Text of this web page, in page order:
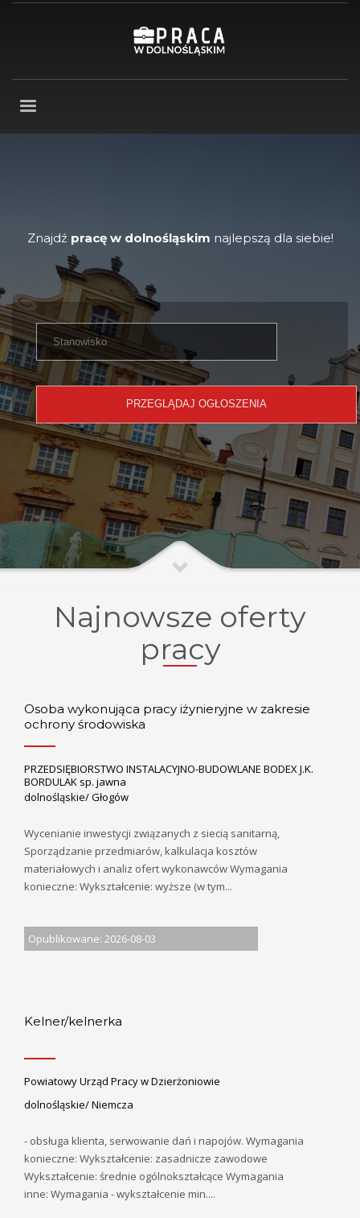
Znajdź pracę w dolnośląskim najlepszą dla siebie!
Najnowsze oferty
pracy
Osoba wykonująca pracy iżynieryjne w zakresie
ochrony środowiska
PRZEDSIĘBIORSTWO INSTALACYJNO-BUDOWLANE BODEX J.K.
BORDULAK sp. jawna
dolnośląskie/ Głogów
Wycenianie inwestycji związanych z siecią sanitarną,
Sporządzanie przedmiarów, kalkulacja kosztów
materiałowych i analiz ofert wykonawców Wymagania
konieczne: Wykształcenie: wyższe (w tym...
Opublikowane: 2026-08-03
Kelner/kelnerka
Powiatowy Urząd Pracy w Dzierżoniowie
dolnośląskie/ Niemcza
- obsługa klienta, serwowanie dań i napojów. Wymagania
konieczne: Wykształcenie: zasadnicze zawodowe
Wykształcenie: średnie ogólnokształcące Wymagania
inne: Wymagania - wykształcenie min....